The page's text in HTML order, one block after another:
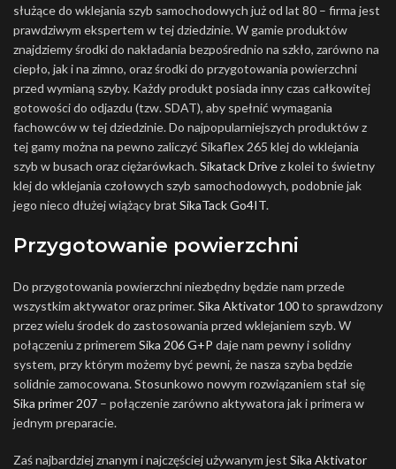
służące do wklejania szyb samochodowych już od lat 80 – firma jest
prawdziwym ekspertem w tej dziedzinie. W gamie produktów
znajdziemy środki do nakładania bezpośrednio na szkło, zarówno na
ciepło, jak i na zimno, oraz środki do przygotowania powierzchni
przed wymianą szyby. Każdy produkt posiada inny czas całkowitej
gotowości do odjazdu (tzw. SDAT), aby spełnić wymagania
fachowców w tej dziedzinie. Do najpopularniejszych produktów z
tej gamy można na pewno zaliczyć Sikaflex 265 klej do wklejania
szyb w busach oraz ciężarówkach.Sikatack Drivez kolei to świetny
klej do wklejania czołowych szyb samochodowych, podobnie jak
jego nieco dłużej wiążący brat SikaTack Go4IT.
Przygotowanie powierzchni
Do przygotowania powierzchni niezbędny będzie nam przede
wszystkim aktywator oraz primer.Sika Aktivator 100to sprawdzony
przez wielu środek do zastosowania przed wklejaniem szyb. W
połączeniu z primerem Sika 206 G+P daje nam pewny i solidny
system, przy którym możemy być pewni, że nasza szyba będzie
solidnie zamocowana. Stosunkowo nowym rozwiązaniem stał się
Sika primer 207 – połączenie zarówno aktywatora jak i primera w
jednym preparacie.
Zaś najbardziej znanym i najczęściej używanym jest Sika Aktivator